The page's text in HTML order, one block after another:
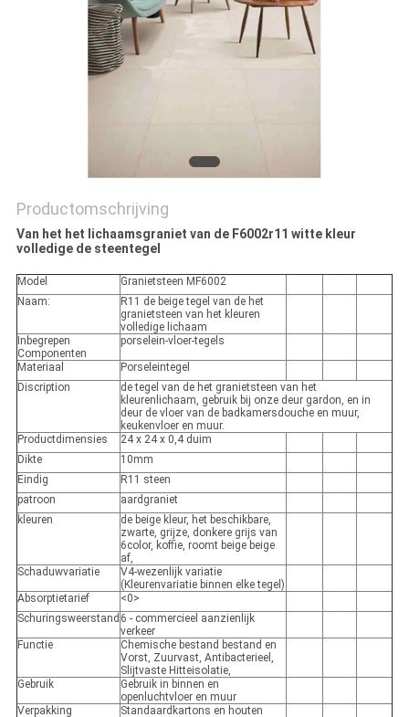
Productomschrijving
Van het het lichaamsgraniet van de F6002r11 witte kleur
volledige de steentegel
Model
Granietsteen MF6002
Naam:
R11 de beige tegel van de het
granietsteen van het kleuren
volledige lichaam
Inbegrepen
Componenten
porselein-vloer-tegels
Materiaal
Porseleintegel
Discription
de tegel van de het granietsteen van het
kleurenlichaam, gebruik bij onze deur gardon, en in
deur de vloer van de badkamersdouche en muur,
keukenvloer en muur.
Productdimensies
24 x 24 x 0,4 duim
Dikte
10mm
Eindig
R11 steen
patroon
aardgraniet
kleuren
de beige kleur, het beschikbare,
zwarte, grijze, donkere grijs van
6color, koffie, roomt beige beige
af,
Schaduwvariatie
V4-wezenlijk variatie
(Kleurenvariatie binnen elke tegel)
Absorptietarief
<0>
Schuringsweerstand 6 - commercieel aanzienlijk
verkeer
Functie
Chemische bestand bestand en
Vorst, Zuurvast, Antibacterieel,
Slijtvaste Hitteisolatie,
Gebruik
Gebruik in binnen en
openluchtvloer en muur
Verpakking
Standaardkartons en houten